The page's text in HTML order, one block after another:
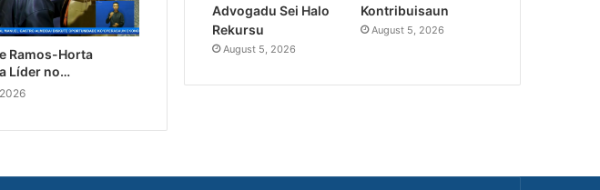
Ramos-Horta
Líder no…
Advogadu Sei Halo
Rekursu
August 5, 2026
Kontribuisaun
August 5, 2026